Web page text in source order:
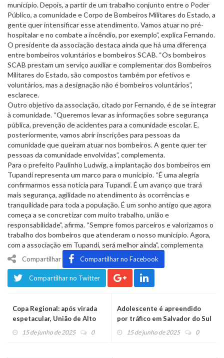
município. Depois, a partir de um trabalho conjunto entre o Poder
Público, a comunidade e Corpo de Bombeiros Militares do Estado, a
gente quer intensificar esse atendimento. Vamos atuar no pré-
hospitalar e no combate a incêndio, por exemplo”, explica Fernando.
O presidente da associação destaca ainda que há uma diferença
entre bombeiros voluntários e bombeiros SCAB. “Os bombeiros
SCAB prestam um serviço auxiliar e complementar dos Bombeiros
Militares do Estado, são compostos também por efetivos e
voluntários, mas a designação não é bombeiros voluntários”,
esclarece.
Outro objetivo da associação, citado por Fernando, é de se integrar
à comunidade. “Queremos levar as informações sobre segurança
pública, prevenção de acidentes para a comunidade escolar. E,
posteriormente, vamos abrir inscrições para pessoas da
comunidade que queiram atuar nos bombeiros. A gente quer ter
pessoas da comunidade envolvidas”, complementa.
Para o prefeito Paulinho Ludwig, a implantação dos bombeiros em
Tupandi representa um marco para o município. “É uma alegria
confirmarmos essa notícia para Tupandi. É um avanço que trará
mais segurança, agilidade no atendimento às ocorrências e
tranquilidade para toda a população. É um sonho antigo que agora
começa a se concretizar com muito trabalho, união e
responsabilidade”, afirma. “Sempre fomos parceiros e valorizamos o
trabalho dos bombeiros que atenderam o nosso município. Agora,
com a associação em Tupandi, será melhor ainda”, complementa
Compartilhar Compartilhar no Facebook
Compartilhar no Twitter
Copa Regional: após virada
espetacular, União de Alto
Feliz é campeão nos pênaltis
15 de junho de 2025 0
Adolescente é apreendido
por tráfico em Salvador do Sul
15 de junho de 2025 0